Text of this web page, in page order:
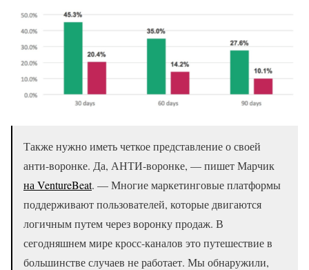
Также нужно иметь четкое представление о своей
анти-воронке. Да, АНТИ-воронке, — пишет Марчик
на VentureBeat. — Многие маркетинговые платформы
поддерживают пользователей, которые двигаются
логичным путем через воронку продаж. В
сегодняшнем мире кросс-каналов это путешествие в
большинстве случаев не работает. Мы обнаружили,